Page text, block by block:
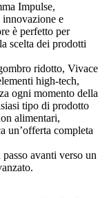
Impulse,
innovazione e
è perfetto per
scelta dei prodotti
ridotto, Vivace
high-tech,
ogni momento della
tipo di prodotto
alimentari,
un’offerta completa
avanti verso un